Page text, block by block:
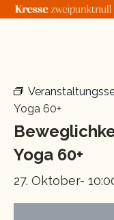
Zum
Yoga 60+
Yoga 60+
27. Oktober-